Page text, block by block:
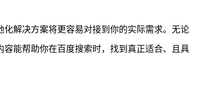
解决方案将更容易对接到你的实际需求。无论
能帮助你在百度搜索时，找到真正适合、且具